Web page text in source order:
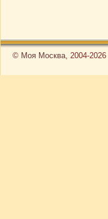
© Моя Москва, 2004-2026